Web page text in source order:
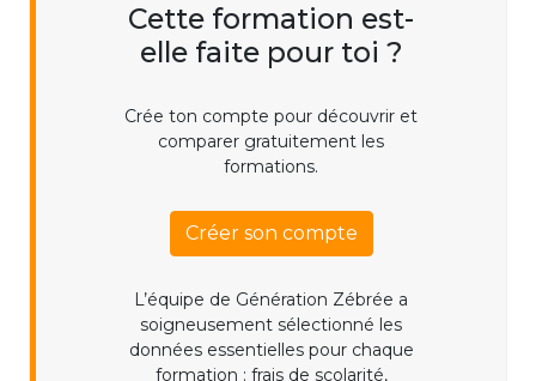
Cette formation est-
elle faite pour toi ?
Crée ton compte pour découvrir et
comparer gratuitement les
formations.
Créer son compte
L’équipe de Génération Zébrée a
soigneusement sélectionné les
données essentielles pour chaque
formation : frais de scolarité,